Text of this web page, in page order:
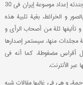
في کل المجالات العلمیة. لذلک وضع هذا المرکز في أجندته إعداد موسوعة إیران في 30
مصحوبة بالصور و الخرائط، بغیة تلبیة هذه
تألیفها ثلة من أصحاب الرأي و
مجلدات منها، سیستمر إصدارها
أقراص مضغوطة. کما أنه في
الأنترنت.
و هي في غالبها مقالات شبه